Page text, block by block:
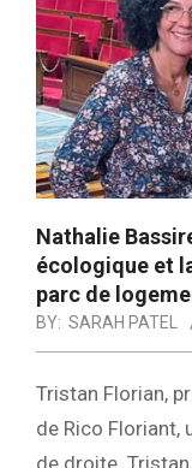
Nathalie
écologique et
parc de
BY: SARAH PATEL
Tristan Florian,
de Rico Floriant,
de droite.